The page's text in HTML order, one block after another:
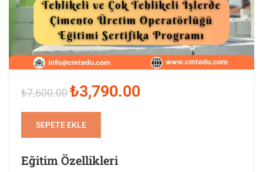
₺7,600.00₺3,790.00
SEPETE EKLE
Eğitim Özellikleri